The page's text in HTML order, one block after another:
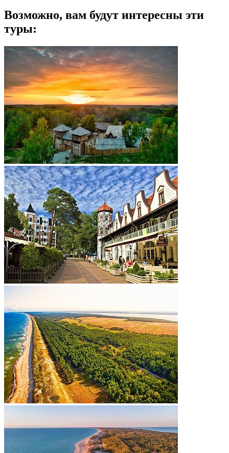
Возможно, вам будут интересны эти
туры: